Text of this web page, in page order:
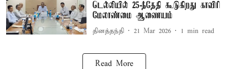
டெல்லியில் 25-ந்தேதி கூடுகிறது காவிரி
மேலாண்மை ஆணையம்
தினத்தந்தி 21 Mar 2026 1 min read
Read More